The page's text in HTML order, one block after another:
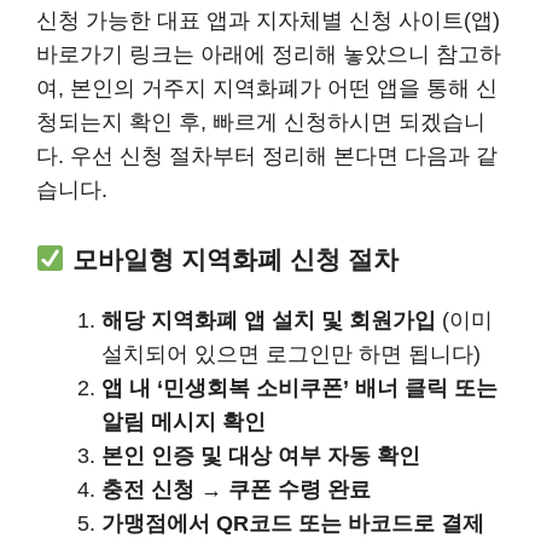
신청 가능한 대표 앱과 지자체별 신청 사이트(앱)
바로가기 링크는 아래에 정리해 놓았으니 참고하
여, 본인의 거주지 지역화폐가 어떤 앱을 통해 신
청되는지 확인 후, 빠르게 신청하시면 되겠습니
다. 우선 신청 절차부터 정리해 본다면 다음과 같
습니다.
모바일형 지역화폐 신청 절차
해당 지역화폐 앱 설치 및 회원가입 (이미
설치되어 있으면 로그인만 하면 됩니다)
앱 내 ‘민생회복 소비쿠폰’ 배너 클릭 또는
알림 메시지 확인
본인 인증 및 대상 여부 자동 확인
충전 신청 → 쿠폰 수령 완료
가맹점에서 QR코드 또는 바코드로 결제